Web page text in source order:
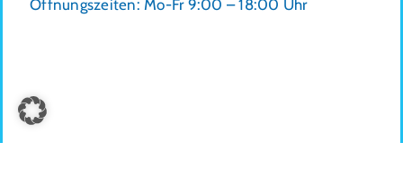
Öffnungszeiten: Mo-Fr 9:00 – 18:00 Uhr